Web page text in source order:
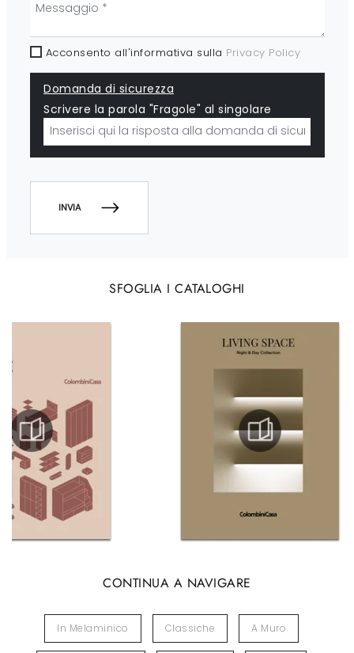
SFOGLIA I CATALOGHI
CONTINUA A NAVIGARE
In Melaminico Classiche A Muro
Acconsento all'informativa sulla Privacy Policy
Domanda di sicurezza
Scrivere la parola "Fragole" al singolare
INVIA